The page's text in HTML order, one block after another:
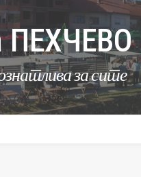
ПЕХЧЕВО
за сите